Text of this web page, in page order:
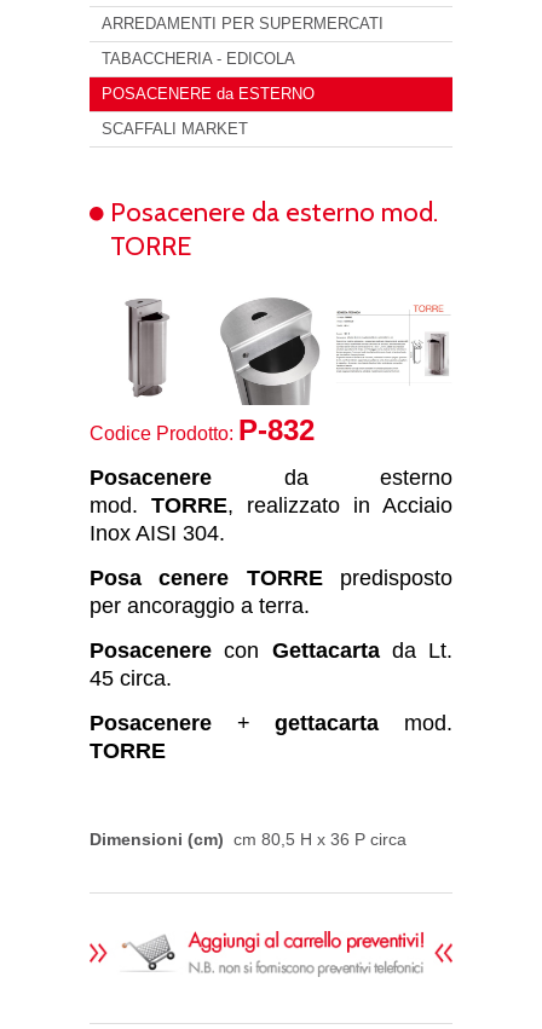
ARREDAMENTI PER SUPERMERCATI
TABACCHERIA - EDICOLA
POSACENERE da ESTERNO
SCAFFALI MARKET
Posacenere da esterno mod.
TORRE
Codice Prodotto: P-832
Posacenere da esterno
mod. TORRE, realizzato in Acciaio
Inox AISI 304.
Posa cenere
TORREpredisposto
per ancoraggio a terra.
Posacenerecon Gettacarta da Lt.
45 circa.
Posacenere +gettacarta mod.
TORRE
Dimensioni (cm) cm 80,5 H x 36 P circa